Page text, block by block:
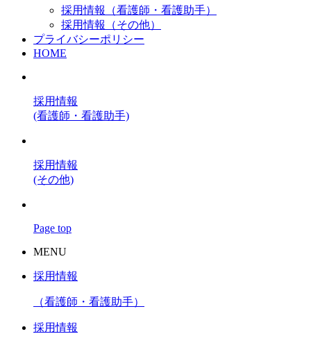
採用情報（看護師・看護助手）
採用情報（その他）
プライバシーポリシー
HOME
採用情報
(看護師・看護助手)
採用情報
(その他)
Page top
MENU
採用情報
（看護師・看護助手）
採用情報